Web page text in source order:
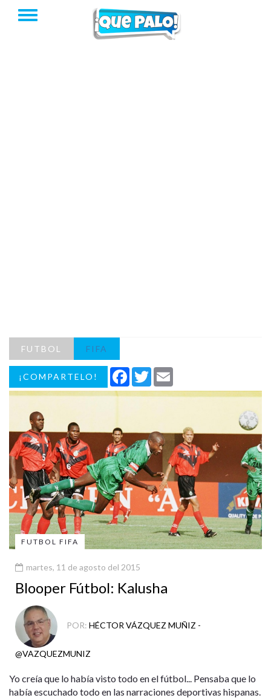
FUTBOL FIFA
¡COMPARTELO! Facebook
Twitter
FUTBOL FIFA
martes, 11 de agosto del 2015
Blooper Fútbol: Kalusha
POR: HÉCTOR VÁZQUEZ MUÑIZ -
@VAZQUEZMUNIZ
Yo creía que lo había visto todo en el fútbol... Pensaba que lo
había escuchado todo en las narraciones deportivas hispanas.